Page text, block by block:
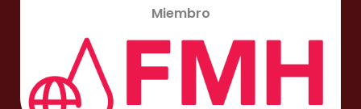
Miembro